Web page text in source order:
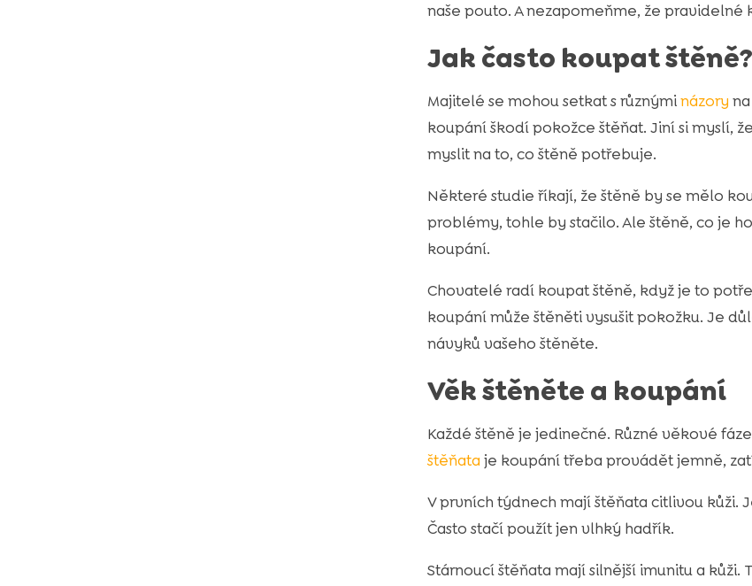
naše pouto. A nezapomeňme, že pravidelné
Jak často koupat štěně?
Majitelé se mohou setkat s různýminázory
koupání škodí pokožce štěňat. Jiní si myslí,
myslit na to, co štěně potřebuje.
Některé studie říkají, že štěně by se mělo
problémy, tohle by stačilo. Ale štěně, co je
koupání.
Chovatelé radí koupat štěně, když je to
koupání může štěněti vysušit pokožku. Je
návyků vašeho štěněte.
Věk štěněte a koupání
Každé štěně je jedinečné. Různé věkové
štěňata je koupání třeba provádět jemně,
V prvních týdnech mají štěňata citlivou kůži.
Často stačí použít jen vlhký hadřík.
Stárnoucí štěňata mají silnější imunitu a